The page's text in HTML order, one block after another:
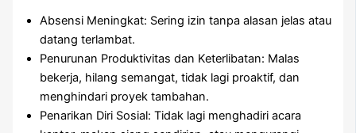
Absensi Meningkat: Sering izin tanpa alasan jelas atau
datang terlambat.
Penurunan Produktivitas dan Keterlibatan: Malas
bekerja, hilang semangat, tidak lagi proaktif, dan
menghindari proyek tambahan.
Penarikan Diri Sosial: Tidak lagi menghadiri acara